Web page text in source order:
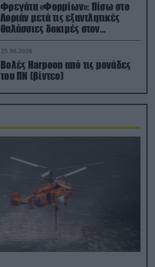
Φρεγάτα «Φορμίων»: Πίσω στο
Λοριάν μετά τις εξαντλητικές
θαλάσσιες δοκιμές στον
απαιτητικό Βισκαϊκό
25.06.2026
Βολές Harpoon από τις μονάδες
του ΠΝ (βίντεο)